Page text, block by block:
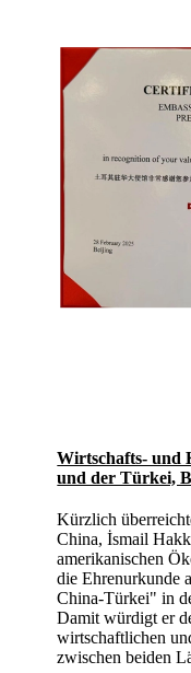
Wirtschafts- und
und der Türkei,
Kürzlich
China, İsmail
amerikanischen
die Ehrenurkunde
China-Türkei" in
Damit würdigt er
wirtschaftlichen
zwischen beiden